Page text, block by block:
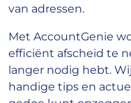
van adressen.
Met AccountGenie
efficiënt afscheid te
langer nodig hebt.
handige tips en